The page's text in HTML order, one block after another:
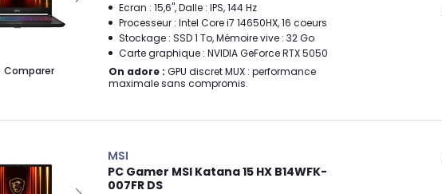
Comparer
Ecran : 15,6", Dalle : IPS, 144 Hz
Processeur : Intel Core i7 14650HX, 16 coeurs
Stockage : SSD 1 To, Mémoire vive : 32 Go
Carte graphique : NVIDIA GeForce RTX 5050
On adore : GPU discret MUX : performance
maximale sans compromis.
MSI
PC Gamer MSI Katana 15 HX B14WFK-
007FR DS